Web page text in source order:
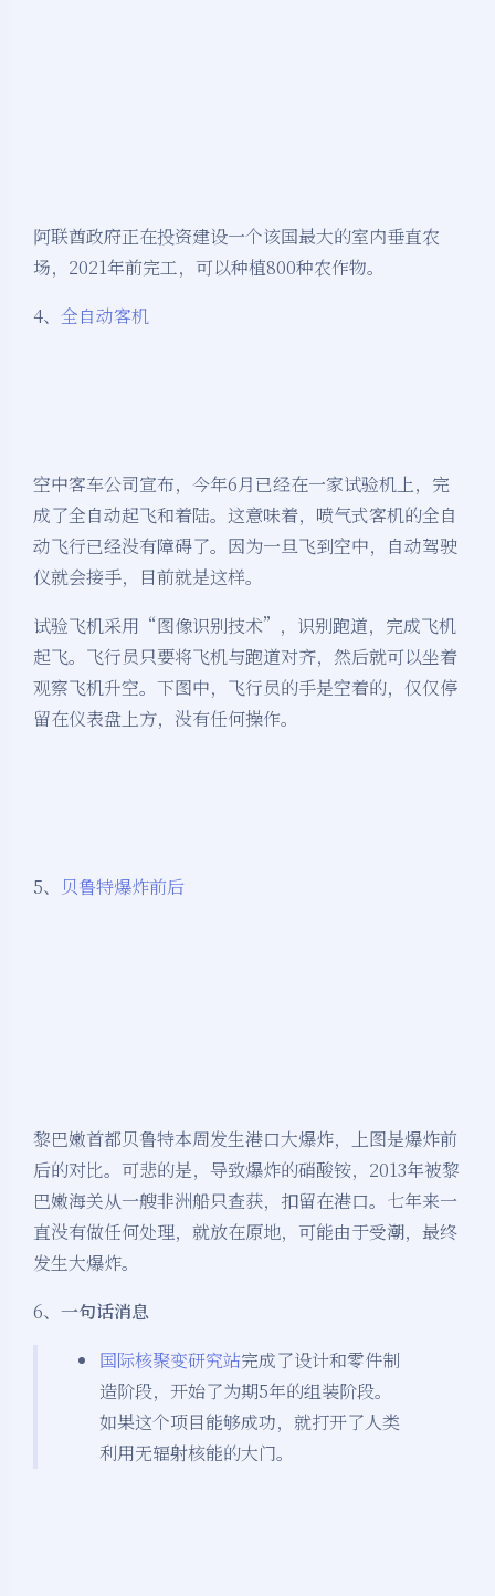
阿联酋政府正在投资建设一个该国最大的室内垂直农
场，2021年前完工，可以种植800种农作物。
4、 全自动客机
空中客车公司宣布，今年6月已经在一家试验机上，完
成了全自动起飞和着陆。这意味着，喷气式客机的全自
动飞行已经没有障碍了。因为一旦飞到空中，自动驾驶
仪就会接手，目前就是这样。
试验飞机采用“图像识别技术”，识别跑道，完成飞机
起飞。飞行员只要将飞机与跑道对齐，然后就可以坐着
观察飞机升空。下图中，飞行员的手是空着的，仅仅停
留在仪表盘上方，没有任何操作。
5、 贝鲁特爆炸前后
黎巴嫩首都贝鲁特本周发生港口大爆炸，上图是爆炸前
后的对比。可悲的是，导致爆炸的硝酸铵，2013年被黎
巴嫩海关从一艘非洲船只查获，扣留在港口。七年来一
直没有做任何处理，就放在原地，可能由于受潮，最终
发生大爆炸。
6、 一句话消息
国际核聚变研究站完成了设计和零件制
造阶段，开始了为期5年的组装阶段。
如果这个项目能够成功，就打开了人类
利用无辐射核能的大门。